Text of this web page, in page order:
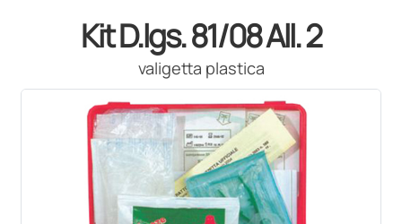
Kit D.lgs. 81/08 All. 2
valigetta plastica